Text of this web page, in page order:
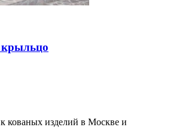
крыльцо
кованых изделий в Москве и